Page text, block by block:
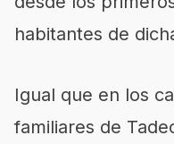
habitantes de
Igual que en los
familiares de